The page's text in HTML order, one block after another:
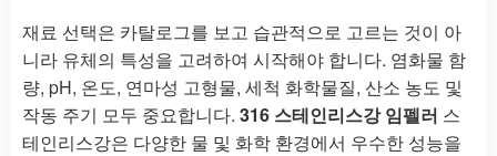
재료 선택은 카탈로그를 보고 습관적으로 고르는 것이 아
니라 유체의 특성을 고려하여 시작해야 합니다. 염화물 함
량, pH, 온도, 연마성 고형물, 세척 화학물질, 산소 농도 및
작동 주기 모두 중요합니다. 316 스테인리스강 임펠러 스
테인리스강은 다양한 물 및 화학 환경에서 우수한 성능을